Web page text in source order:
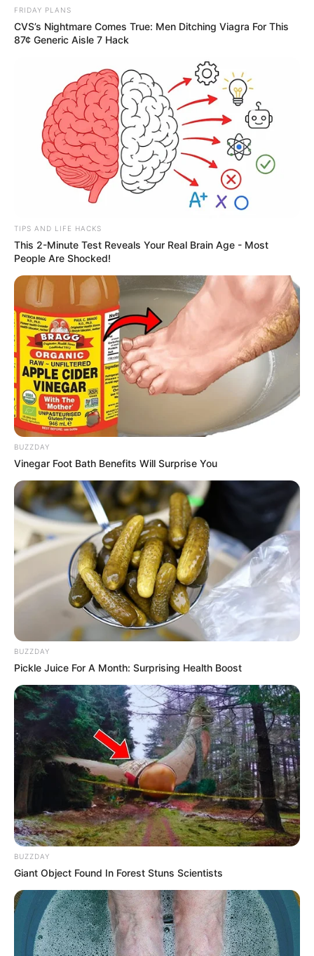
FRIDAY PLANS
CVS’s Nightmare Comes True: Men Ditching Viagra For This
87¢ Generic Aisle 7 Hack
TIPS AND LIFE HACKS
This 2-Minute Test Reveals Your Real Brain Age - Most
People Are Shocked!
BUZZDAY
Vinegar Foot Bath Benefits Will Surprise You
BUZZDAY
Pickle Juice For A Month: Surprising Health Boost
BUZZDAY
Giant Object Found In Forest Stuns Scientists